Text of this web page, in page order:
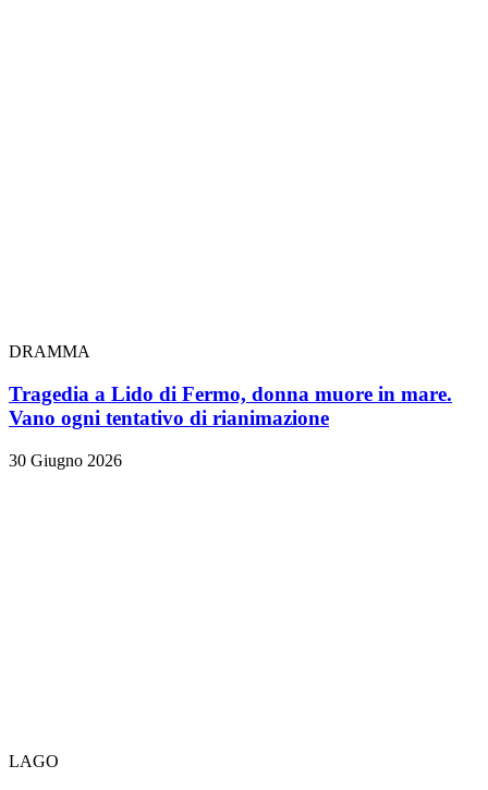
DRAMMA
Tragedia a Lido di Fermo, donna muore in mare.
Vano ogni tentativo di rianimazione
30 Giugno 2026
LAGO